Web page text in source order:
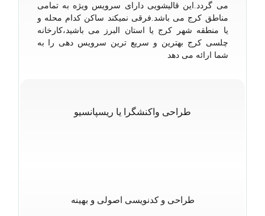
می گردد.این قالیشویی دارای سرویس ویژه به تمامی
مناطق کرج می باشد.فرقی نمیکند ساکن کدام محله و
یا منطقه شهر کرج یا استان البرز می باشید،کارخانه
چلسی کرج بهترین و سریع ترین سرویس دهی را به
شما ارائه می دهد
طراحی واکنشگرا یا ریسپانسیو
طراحی و کدنویسی اصولی و بهینه